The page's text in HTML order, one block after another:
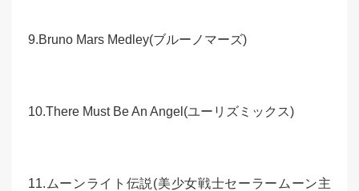
9.Bruno Mars Medley(ブルーノマーズ)
10.There Must Be An Angel(ユーリズミックス)
11.ムーンライト伝説(美少女戦士セーラームーン主